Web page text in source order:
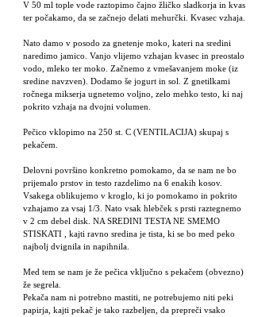
V 50 ml tople vode raztopimo čajno žličko sladkorja in kvas
ter počakamo, da se začnejo delati mehurčki. Kvasec vzhaja.
Nato damo v posodo za gnetenje moko, kateri na sredini
naredimo jamico. Vanjo vlijemo vzhajan kvasec in preostalo
vodo, mleko ter moko. Začnemo z vmešavanjem moke (iz
sredine navzven). Dodamo še jogurt in sol. Z gnetilkami
ročnega mikserja ugnetemo voljno, zelo mehko testo, ki naj
pokrito vzhaja na dvojni volumen.
Pečico vklopimo na 250 st. C (VENTILACIJA) skupaj s
pekačem.
Delovni površino konkretno pomokamo, da se nam ne bo
prijemalo prstov in testo razdelimo na 6 enakih kosov.
Vsakega oblikujemo v kroglo, ki jo pomokamo in pokrito
vzhajamo za vsaj 1/3. Nato vsak hlebček s prsti raztegnemo
v 2 cm debel disk. NA SREDINI TESTA NE SMEMO
STISKATI , kajti ravno sredina je tista, ki se bo med peko
najbolj dvignila in napihnila.
Med tem se nam je že pečica vključno s pekačem (obvezno)
že segrela.
Pekača nam ni potrebno mastiti, ne potrebujemo niti peki
papirja, kajti pekač je tako razbeljen, da prepreči vsako